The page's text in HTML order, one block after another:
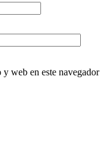
web en este navegador